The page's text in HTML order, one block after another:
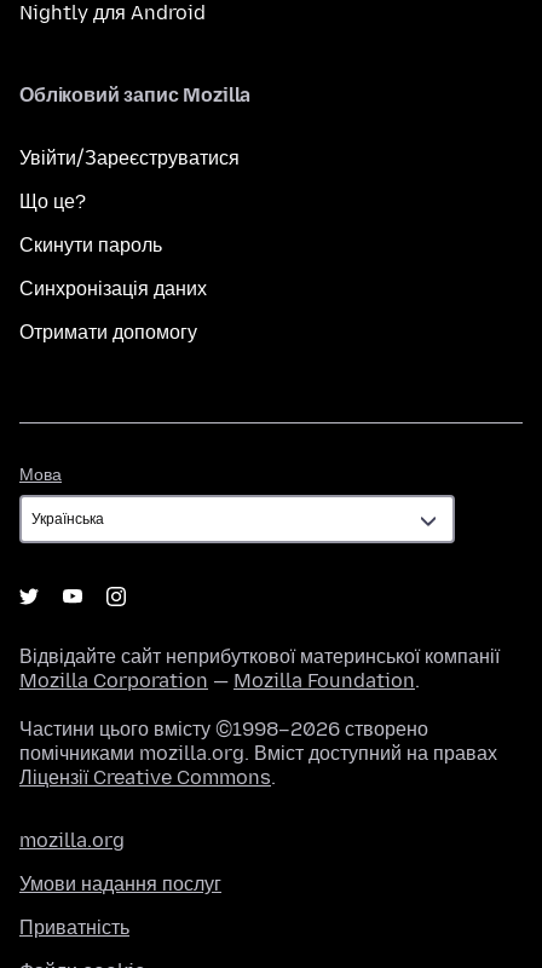
Nightly для Android
Обліковий запис Mozilla
Увійти/Зареєструватися
Що це?
Скинути пароль
Синхронізація даних
Отримати допомогу
Мова
Відвідайте сайт неприбуткової материнської компанії
Mozilla Corporation — Mozilla Foundation.
Частини цього вмісту ©1998–2026 створено
помічниками mozilla.org. Вміст доступний на правах
Ліцензії Creative Commons.
mozilla.org
Умови надання послуг
Приватність